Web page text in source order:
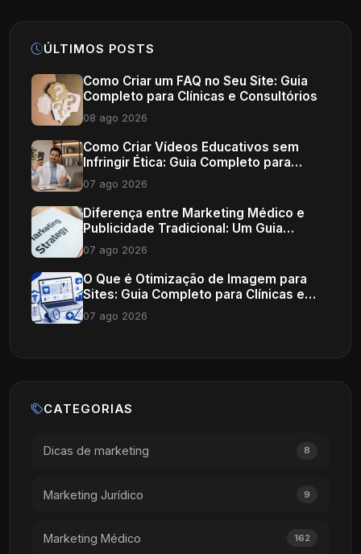
ÚLTIMOS POSTS
Como Criar um FAQ no Seu Site: Guia
Completo para Clínicas e Consultórios
08 ago 2026
Como Criar Vídeos Educativos sem
Infringir Ética: Guia Completo para
Profissionais de Saúde
07 ago 2026
Diferença entre Marketing Médico e
Publicidade Tradicional: Um Guia
Completo
07 ago 2026
O Que é Otimização de Imagem para
Sites: Guia Completo para Clínicas e
Consultórios
07 ago 2026
CATEGORIAS
Dicas de marketing 8
Marketing Jurídico 9
Marketing Médico 162